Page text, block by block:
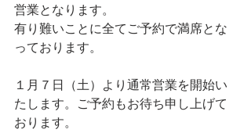
営業となります。
有り難いことに全てご予約で満席とな
っております。
１月７日（土）より通常営業を開始い
たします。ご予約もお待ち申し上げて
おります。